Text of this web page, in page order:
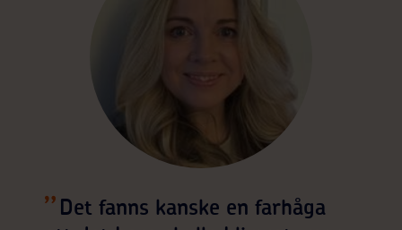
Det fanns kanske en farhåga